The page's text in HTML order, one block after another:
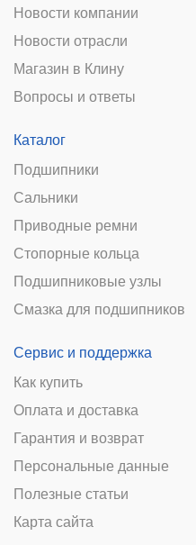
Новости компании
Новости отрасли
Магазин в Клину
Вопросы и ответы
Каталог
Подшипники
Сальники
Приводные ремни
Стопорные кольца
Подшипниковые узлы
Смазка для подшипников
Сервис и поддержка
Как купить
Оплата и доставка
Гарантия и возврат
Персональные данные
Полезные статьи
Карта сайта